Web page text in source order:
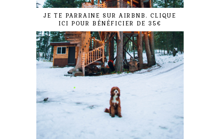
JE TE PARRAINE SUR AIRBNB. CLIQUE
ICI POUR BÉNÉFICIER DE 35€